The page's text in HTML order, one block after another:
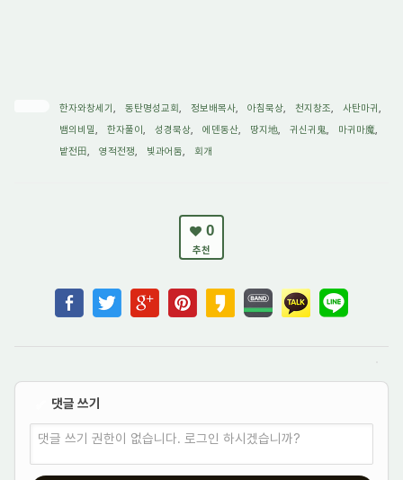
한자와창세기 , 동탄명성교회 , 정보배목사, 아침묵상, 천지창조, 사탄마귀 ,
뱀의비밀, 한자풀이 , 성경묵상, 에덴동산, 땅지地, 귀신귀鬼, 마귀마魔,
밭전田, 영적전쟁, 빛과어둠, 회개
0
추천
댓글 쓰기
댓글 쓰기 권한이 없습니다. 로그인 하시겠습니까?